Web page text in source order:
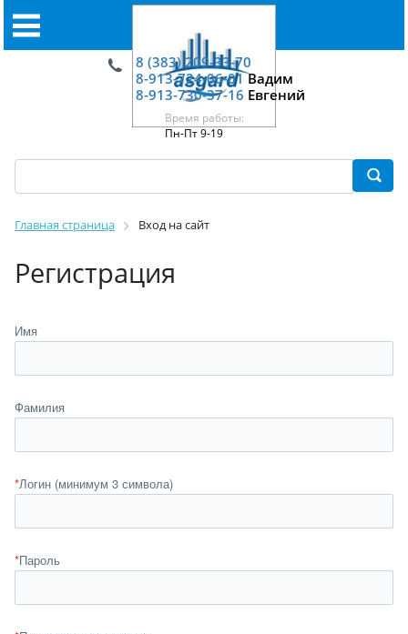
8 (383) 209-33-70
8-913-724-06-01Вадим
8-913-730-37-16 Евгений
Время работы:
Пн-Пт 9-19
Главная страница Вход на сайт
Регистрация
Имя
Фамилия
*Логин (минимум 3 символа)
*Пароль